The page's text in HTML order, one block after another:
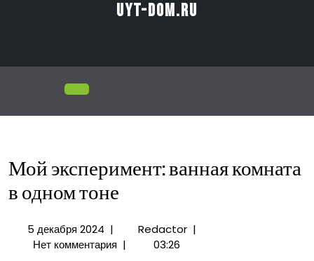
uyt-dom.ru
Мой эксперимент: ванная комната
в одном тоне
5 декабря 20245
декабря
| RedactorМой
|
Нет комментария | 03:26